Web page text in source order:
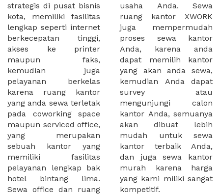
strategis di pusat bisnis
kota, memiliki fasilitas
lengkap seperti internet
berkecepatan tinggi,
akses ke printer
maupun faks,
kemudian juga
pelayanan berkelas
karena ruang kantor
yang anda sewa terletak
pada coworking space
maupun serviced office,
yang merupakan
sebuah kantor yang
memiliki fasilitas
pelayanan lengkap bak
hotel bintang lima.
Sewa office dan ruang
usaha Anda. Sewa
ruang kantor XWORK
juga mempermudah
proses sewa kantor
Anda, karena anda
dapat memilih kantor
yang akan anda sewa,
kemudian Anda dapat
survey atau
mengunjungi calon
kantor Anda, semuanya
akan dibuat lebih
mudah untuk sewa
kantor terbaik Anda,
dan juga sewa kantor
murah karena harga
yang kami miliki sangat
kompetitif.